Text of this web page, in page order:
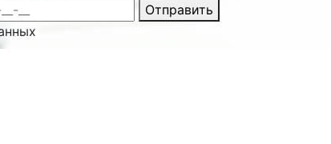
Отправить